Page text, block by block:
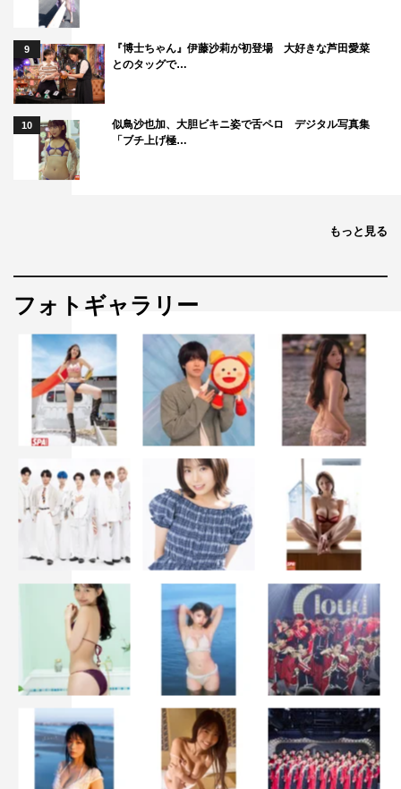
んいろいろなお話ができて、ついついしゃべりすぎてしま
『キョコロヒー』のお2人の悩み事をうかがったのです
が、背伸びをしていないうそのない2人の本当の言葉のよ
と思っております。
齊藤京子 コメント
徹子さんも天海さんも本当にすてきな方で、ますます大好
きになりました！
スタジオのセットも豪華になって、生のお花も飾ってあっ
て…、『キョコロヒー』が本気を出したゴールデンの特番
です！ 皆さま、ぜひご覧ください。
ヒコロヒー コメント
これまで『キョコロヒー』のスタジオに１本も花なかった
けどゴールデンに上がって3000本くらい花ありました。
『徹子の部屋』さんのお隣りの部屋という設定のスタジオ
だったらしく、花のみならず鳥もいました。私もジャニ
ス・ジョプリンヘアーです。
番組情報
『大キョコロヒー 伝説の数々が本当なのか先輩に直接聞
いてみようSP』
テレビ朝日系
2023年6月17日（土）午後6時30分～8時
9
『博士ちゃん』伊藤沙莉が初登場 大好きな芦田愛菜
とのタッグで…
10
似鳥沙也加、大胆ビキニ姿で舌ペロ デジタル写真集
「ブチ上げ極…
もっと見る
フォトギャラリー